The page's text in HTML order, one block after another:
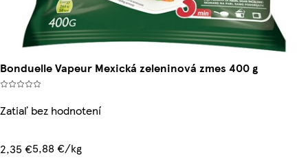
Bonduelle Vapeur Mexická zeleninová zmes 400 g
Zatiaľ bez hodnotení
2,35 €5,88 €/kg